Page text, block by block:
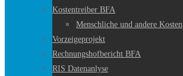
Kostentreiber BFA
Menschliche und andere Kosten
Vorzeigeprojekt
Rechnungshofbericht BFA
RIS Datenanlyse